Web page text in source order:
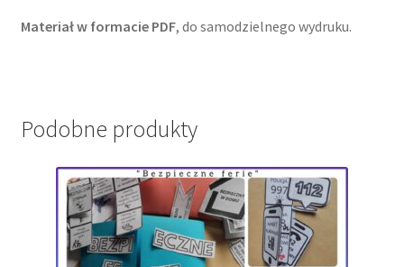
Materiał w formacie PDF, do samodzielnego wydruku.
Podobne produkty